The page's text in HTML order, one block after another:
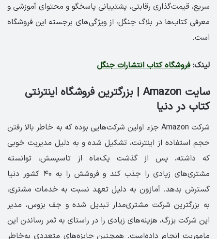
سریع، قیمت‌گذاری رقابتی، پشتیبانی پاسخگو و محتوای آموزشی و
معرفی کتاب‌ها در بلاگ جنگل، از ویژگی‌های برجسته این فروشگاه
است.
لینک: فروشگاه کتاب انتشارات جنگل
سایت Amazon | بزرگترین فروشگاه اینترنتی
کتاب در دنیا
شرکت Amazon جزء اولین شرکت‌هایی بوده که به خاطر بالا رفتن
حجم استفاده از اینترنت، تشکیل شده و به دلیل مدیریت خوبی
که داشته، پس از گذشت یک‌ماه از تاسیسش، توانسته
مشتری‌های زیادی را جذب کند و فروشش را به ۴۰ کشور دنیا
گسترش بدهد. آمازون به دلیل تعهد نسبت به خدمات مشتری‌،
به بزرگترین شرکت مشتری‌مدار تبدیل شده و جف بزوس، مدیر
این شرکت بزرگ، هزینه‌های زیادی را در راستای به ثمر رساندن این
ماموریت انجام داده‌است. همچنین جایزه‌های متعددی به‌خاطر